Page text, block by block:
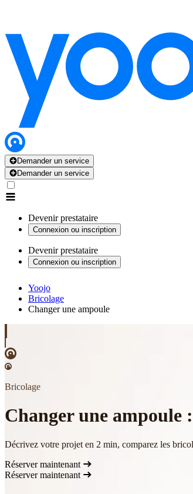
Demander un service
Demander un service
Devenir prestataire
Connexion ou inscription
Devenir prestataire
Connexion ou inscription
Yoojo
Bricolage
Changer une ampoule
Bricolage
Changer une ampoule
Décrivez votre projet en 2 min, comparez les
Réserver maintenant
Réserver maintenant